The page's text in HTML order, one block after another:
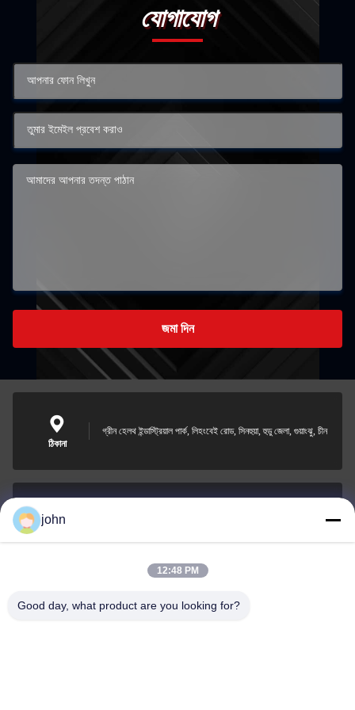
যোগাযোগ
জমা দিন
ঠিকানা
গ্রীন হেলথ ইন্ডাস্ট্রিয়াল পার্ক, লিহংবেই রোড, সিনহুয়া, হুডু জেলা, গুয়াংঝু, চীন
0086-153-7406-6785
john
12:48 PM
Good day, what product are you looking for?